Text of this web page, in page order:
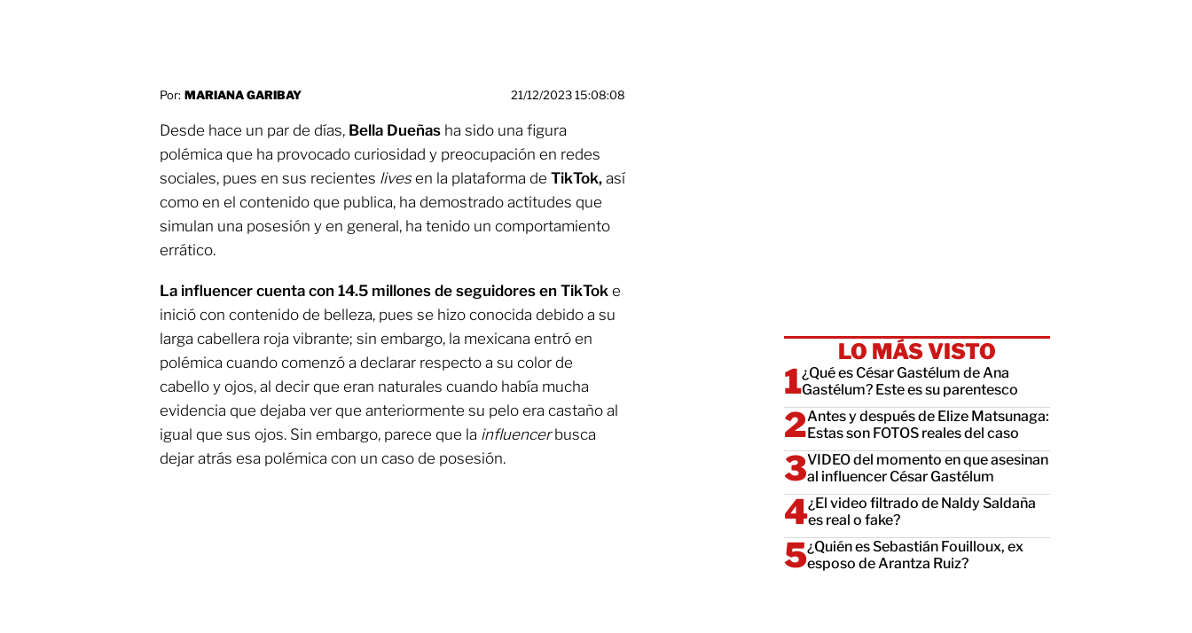
Por: MARIANA GARIBAY 21/12/2023 15:08:08
Desde hace un par de días, Bella Dueñas ha sido una figura
polémica que ha provocado curiosidad y preocupación en redes
sociales, pues en sus recientes livesen la plataforma de TikTok, así
como en el contenido que publica, ha demostrado actitudes que
simulan una posesión y en general, ha tenido un comportamiento
errático.
La influencer cuenta con 14.5 millones de seguidores en TikTok e
inició con contenido de belleza, pues se hizo conocida debido a su
larga cabellera roja vibrante; sin embargo, la mexicana entró en
polémica cuando comenzó a declarar respecto a su color de
cabello y ojos, al decir que eran naturales cuando había mucha
evidencia que dejaba ver que anteriormente su pelo era castaño al
igual que sus ojos. Sin embargo, parece que la influencerbusca
dejar atrás esa polémica con un caso de posesión.
LO MÁS VISTO
¿Qué es César Gastélum de Ana
Gastélum? Este es su parentesco
Antes y después de Elize Matsunaga:
Estas son FOTOS reales del caso
VIDEO del momento en que asesinan
al influencer César Gastélum
¿El video filtrado de Naldy Saldaña
es real o fake?
¿Quién es Sebastián Fouilloux, ex
esposo de Arantza Ruiz?